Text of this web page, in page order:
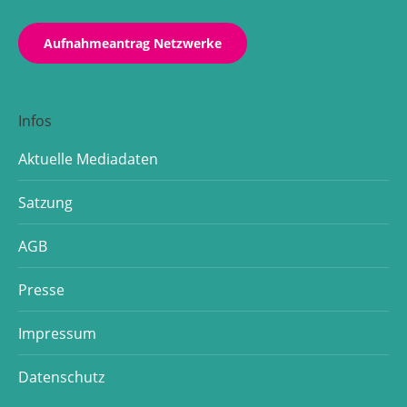
Aufnahmeantrag Netzwerke
Infos
Aktuelle Mediadaten
Satzung
AGB
Presse
Impressum
Datenschutz